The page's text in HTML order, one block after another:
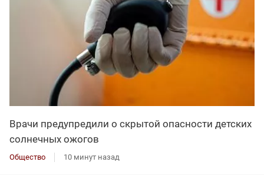
Врачи предупредили о скрытой опасности детских
солнечных ожогов
Общество 10 минут назад